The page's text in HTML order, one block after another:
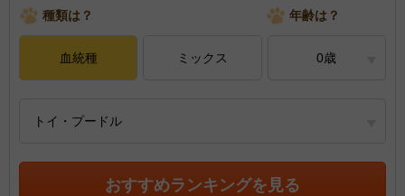
種類は？ 年齢は？
血統種 ミックス 0歳
トイ・プードル
おすすめランキングを見る